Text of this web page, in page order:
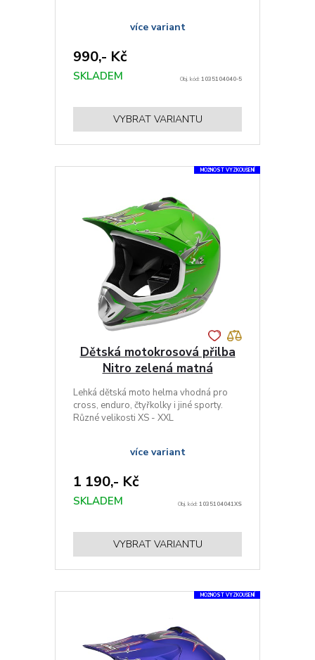
více variant
990,- Kč
SKLADEM Obj. kód:1035104040-5
VYBRAT VARIANTU
MOŽNOST VYZKOUŠENÍ
Dětská motokrosová přilba
Nitro zelená matná
Lehká dětská moto helma vhodná pro
cross, enduro, čtyřkolky i jiné sporty.
Různé velikosti XS - XXL
více variant
1 190,- Kč
SKLADEM Obj. kód:1035104041XS
VYBRAT VARIANTU
MOŽNOST VYZKOUŠENÍ